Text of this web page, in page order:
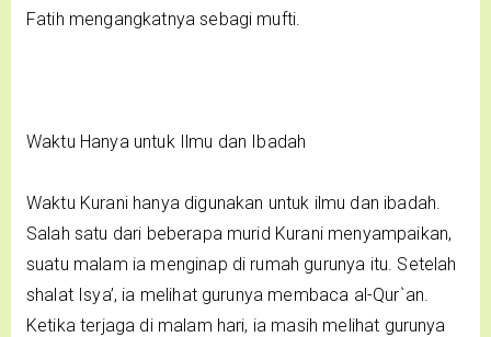
Fatih mengangkatnya sebagi mufti.
Waktu Hanya untuk Ilmu dan Ibadah
Waktu Kurani hanya digunakan untuk ilmu dan ibadah.
Salah satu dari beberapa murid Kurani menyampaikan,
suatu malam ia menginap di rumah gurunya itu. Setelah
shalat Isya’, ia melihat gurunya membaca al-Qur`an.
Ketika terjaga di malam hari, ia masih melihat gurunya